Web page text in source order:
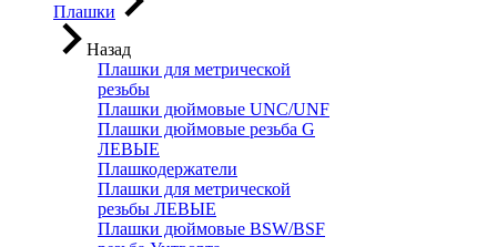
Плашки
Назад
Плашки для метрической
резьбы
Плашки дюймовые UNC/UNF
Плашки дюймовые резьба G
ЛЕВЫЕ
Плашкодержатели
Плашки для метрической
резьбы ЛЕВЫЕ
Плашки дюймовые BSW/BSF